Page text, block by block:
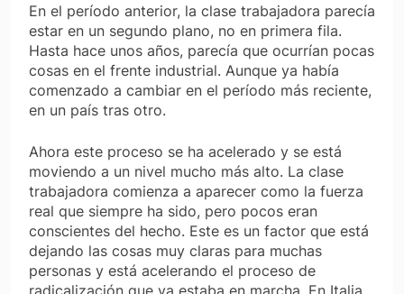
En el período anterior, la clase trabajadora parecía
estar en un segundo plano, no en primera fila.
Hasta hace unos años, parecía que ocurrían pocas
cosas en el frente industrial. Aunque ya había
comenzado a cambiar en el período más reciente,
en un país tras otro.
Ahora este proceso se ha acelerado y se está
moviendo a un nivel mucho más alto. La clase
trabajadora comienza a aparecer como la fuerza
real que siempre ha sido, pero pocos eran
conscientes del hecho. Este es un factor que está
dejando las cosas muy claras para muchas
personas y está acelerando el proceso de
radicalización que ya estaba en marcha. En Italia